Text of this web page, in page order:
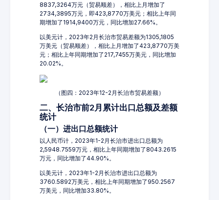
8837,3264万元（贸易顺差），相比上月增加了
2734,3895万元，即423,8770万美元；相比上年同
期增加了1914,9400万元，同比增加27.66%。
以美元计，2023年2月长治市贸易差额为1305,1805
万美元（贸易顺差），相比上月增加了423,8770万美
元；相比上年同期增加了217,7455万美元，同比增加
20.02%。
（图四：2023年12-2月长治市贸易差额）
二、长治市前2月累计出口总额及差额
统计
（一）进出口总额统计
以人民币计，2023年1-2月长治市进出口总额为
2,5948.7559万元，相比上年同期增加了8043.2615
万元，同比增加了44.90%。
以美元计，2023年1-2月长治市进出口总额为
3760.5892万美元，相比上年同期增加了950.2567
万美元，同比增加33.80%。